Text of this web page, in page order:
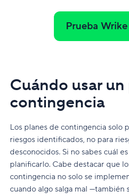
Prueba
Cuándo usar
contingencia
Los planes de contingencia solo
riesgos identificados, no para
desconocidos. Si no sabes cuál
planificarlo. Cabe destacar que
contingencia no solo se
cuando algo salga mal —también